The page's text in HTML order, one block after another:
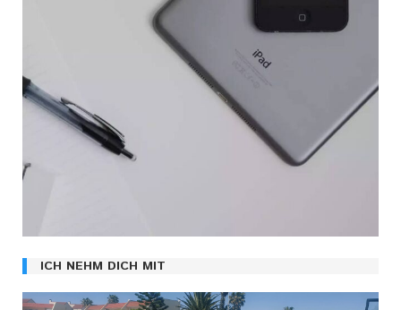
ICH NEHM DICH MIT